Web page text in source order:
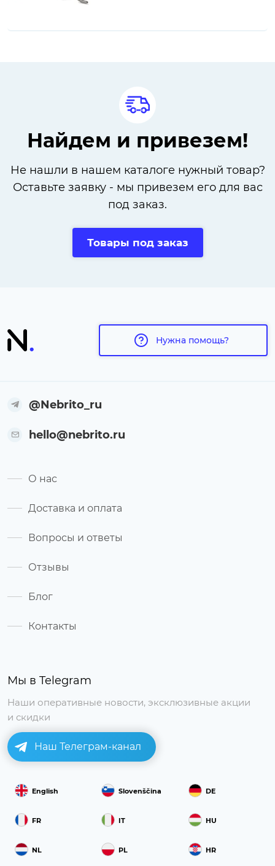
Найдем и привезем!
Не нашли в нашем каталоге нужный товар?
Оставьте заявку - мы привезем его для вас
под заказ.
Товары под заказ
Нужна помощь?
Мы в Telegram
Наши оперативные новости, эксклюзивные акции
и скидки
Наш Телеграм-канал
English Slovenščina DE
FR IT HU
NL PL HR
@Nebrito_ru
hello@nebrito.ru
О нас
Доставка и оплата
Вопросы и ответы
Отзывы
Блог
Контакты